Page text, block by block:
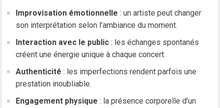
Improvisation émotionnelle : un artiste peut changer
son interprétation selon l’ambiance du moment.
Interaction avec le public : les échanges spontanés
créent une énergie unique à chaque concert.
Authenticité : les imperfections rendent parfois une
prestation inoubliable.
Engagement physique : la présence corporelle d’un